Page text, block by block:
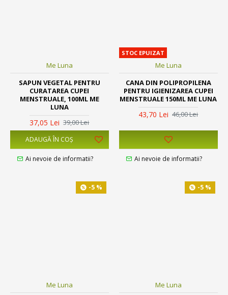
Me Luna
SAPUN VEGETAL PENTRU
CURATAREA CUPEI
MENSTRUALE, 100ML ME
LUNA
37,05 Lei 39,00 Lei
ADAUGĂ ÎN COŞ
Ai nevoie de informatii?
STOC EPUIZAT
Me Luna
CANA DIN POLIPROPILENA
PENTRU IGIENIZAREA CUPEI
MENSTRUALE 150ML ME LUNA
43,70 Lei 46,00 Lei
Ai nevoie de informatii?
-5 %
Me Luna
-5 %
Me Luna